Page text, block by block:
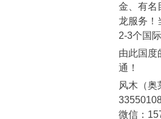
金、有名
龙服务！
2-3个国
由此国度
通！
风木（奥
微信：